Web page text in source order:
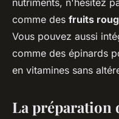
nutriments, n'hésitez
comme des fruits
Vous pouvez aussi
comme des épinards
en vitamines sans
La préparation